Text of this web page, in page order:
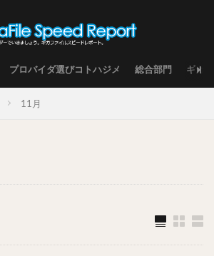
プロバイダ選びコトハジメ 総合部門 ギガ
11月